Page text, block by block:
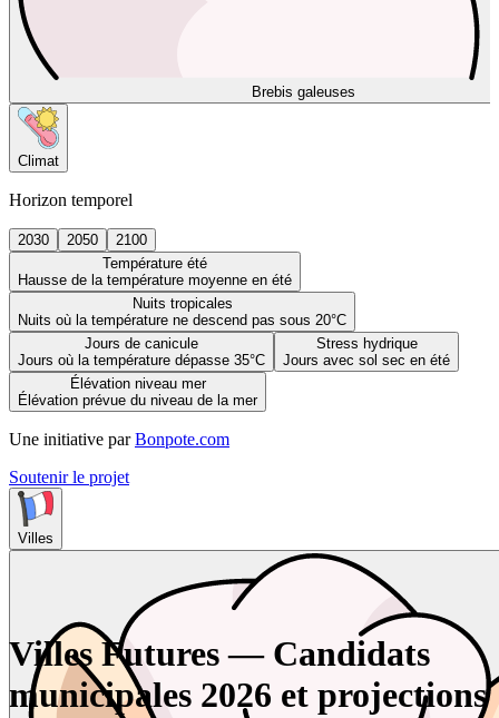
Brebis galeuses
Climat
Horizon temporel
2030 2050
2100
Température été
Hausse de la température moyenne en été
Nuits tropicales
Nuits où la température ne descend pas sous 20°C
Jours de canicule
Jours où la température dépasse 35°C
Stress hydrique
Jours avec sol sec en été
Élévation niveau mer
Élévation prévue du niveau de la mer
Une initiative par Bonpote.com
Soutenir le projet
Villes
Villes Futures — Candidats
municipales 2026 et projections